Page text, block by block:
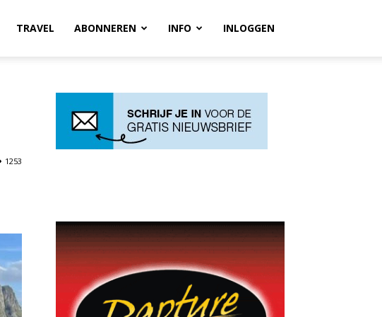
TRAVEL ABONNEREN INFO INLOGGEN
1253